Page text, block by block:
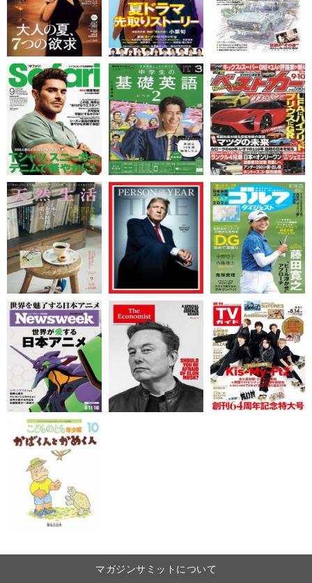
マガジンサミットについて